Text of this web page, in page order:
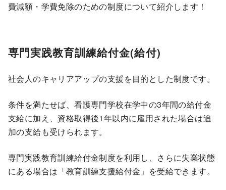
費減額・学費免除のための制度について紹介します！
専門実践教育訓練給付金(給付)
社会人のキャリアアップの支援を目的とした制度です。
条件を満たせば、看護専門学校在学中の3年間の給付金
支給に加え、資格取得後1年以内に雇用された場合は追
加の支給も受けられます。
専門実践教育訓練給付金制度を利用し、さらに失業状態
にある場合は「教育訓練支援給付金」を受給できます。